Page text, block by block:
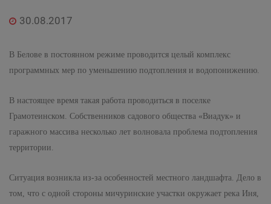
30.08.2017
В Белове в постоянном режиме проводится целый комплекс
программных мер по уменьшению подтопления и водопонижению.
В настоящее время такая работа проводиться в поселке
Грамотеинском. Собственников садового общества «Виадук» и
гаражного массива несколько лет волновала проблема подтопления
территории.
Ситуация возникла из-за особенностей местного ландшафта. Дело в
том, что с одной стороны мичуринские участки окружает река Иня,